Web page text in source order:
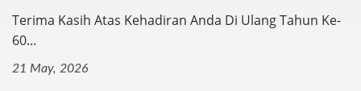
Terima Kasih Atas Kehadiran Anda Di Ulang Tahun Ke-
60...
21 May, 2026